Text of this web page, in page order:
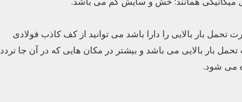
بار بالایی را دارا باشد می توانید از کف کاذب فولادی
بار بالایی می باشد و بیشتر در مکان هایی که در آن جا تردد
می شود.